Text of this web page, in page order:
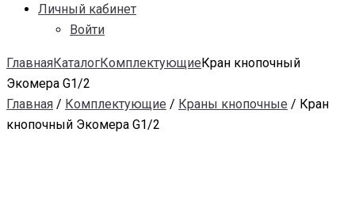
Личный кабинет
Войти
ГлавнаяКаталогКомплектующиеКран кнопочный
Экомера G1/2
Главная / Комплектующие / Краны кнопочные / Кран
кнопочный Экомера G1/2